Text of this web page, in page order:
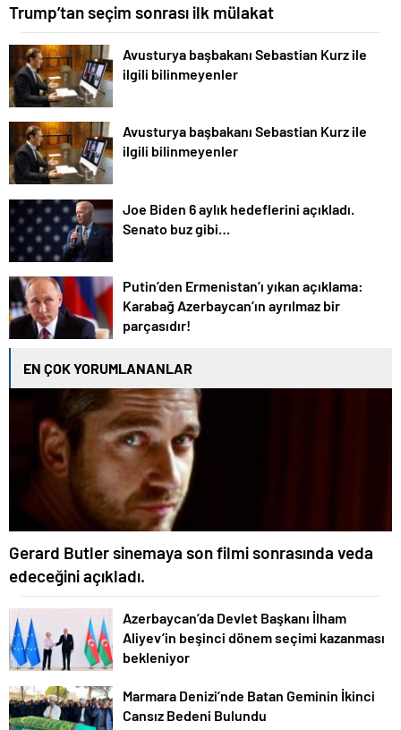
Trump’tan seçim sonrası ilk mülakat
Avusturya başbakanı Sebastian Kurz ile
ilgili bilinmeyenler
Avusturya başbakanı Sebastian Kurz ile
ilgili bilinmeyenler
Joe Biden 6 aylık hedeflerini açıkladı.
Senato buz gibi…
Putin’den Ermenistan’ı yıkan açıklama:
Karabağ Azerbaycan’ın ayrılmaz bir
parçasıdır!
EN ÇOK YORUMLANANLAR
Gerard Butler sinemaya son filmi sonrasında veda
edeceğini açıkladı.
Azerbaycan’da Devlet Başkanı İlham
Aliyev’in beşinci dönem seçimi kazanması
bekleniyor
Marmara Denizi’nde Batan Geminin İkinci
Cansız Bedeni Bulundu